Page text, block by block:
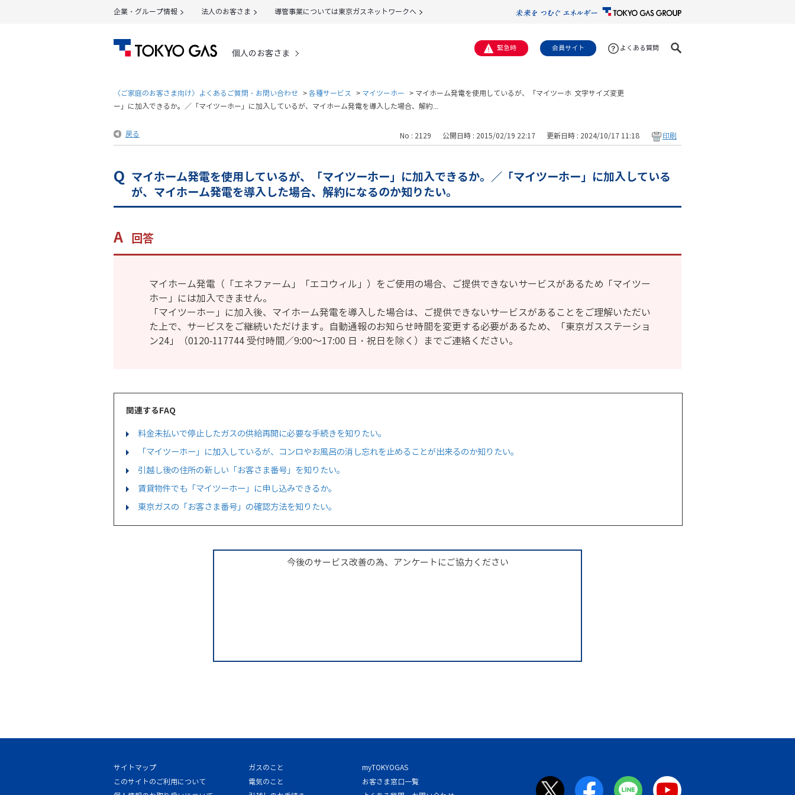
企業・グループ情報 法人のお客さま 導管事業については東京ガスネットワークへ
個人のお客さま 緊急時 会員サイト よくある質問
文字サイズ変更
〈ご家庭のお客さま向け〉よくあるご質問・お問い合わせ >各種サービス > マイツーホー > マイホーム発電を使用しているが、「マイツーホ
ー」に加入できるか。／「マイツーホー」に加入しているが、マイホーム発電を導入した場合、解約...
戻る No : 2129 公開日時 : 2015/02/19 22:17 更新日時 : 2024/10/17 11:18 印刷
マイホーム発電を使用しているが、「マイツーホー」に加入できるか。／「マイツーホー」に加入している
が、マイホーム発電を導入した場合、解約になるのか知りたい。
回答
マイホーム発電（「エネファーム」「エコウィル」）をご使用の場合、ご提供できないサービスがあるため「マイツー
ホー」には加入できません。
「マイツーホー」に加入後、マイホーム発電を導入した場合は、ご提供できないサービスがあることをご理解いただい
た上で、サービスをご継続いただけます。自動通報のお知らせ時間を変更する必要があるため、「東京ガスステーショ
ン24」（0120-117744 受付時間／9:00～17:00 日・祝日を除く）までご連絡ください。
関連するFAQ
料金未払いで停止したガスの供給再開に必要な手続きを知りたい。
「マイツーホー」に加入しているが、コンロやお風呂の消し忘れを止めることが出来るのか知りたい。
引越し後の住所の新しい「お客さま番号」を知りたい。
賃貸物件でも「マイツーホー」に申し込みできるか。
東京ガスの「お客さま番号」の確認方法を知りたい。
今後のサービス改善の為、アンケートにご協力ください
サイトマップ
このサイトのご利用について
ガスのこと
電気のこと
myTOKYOGAS
お客さま窓口一覧